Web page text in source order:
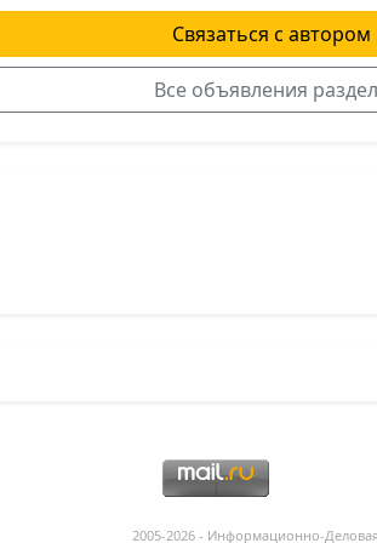
Связаться с автором
Все объявления
2005-2026 - Информационнo-